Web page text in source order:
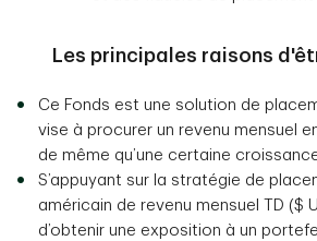
Les principales raisons
Ce Fonds est une solution de
vise à procurer un revenu mensuel
de même qu’une certaine
S’appuyant sur la stratégie de
américain de revenu mensuel TD ($
d’obtenir une exposition à un